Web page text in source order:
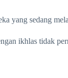
yang sedang
ikhlas tidak